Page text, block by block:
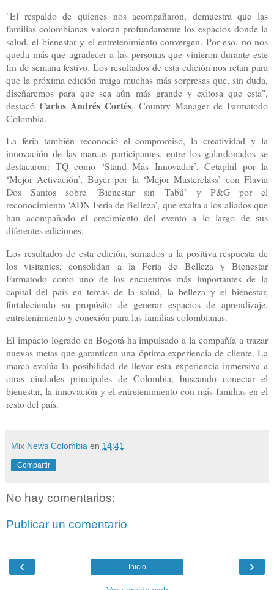
"El respaldo de quienes nos acompañaron, demuestra que las
familias colombianas valoran profundamente los espacios donde la
salud, el bienestar y el entretenimiento convergen. Por eso, no nos
queda más que agradecer a las personas que vinieron durante este
fin de semana festivo. Los resultados de esta edición nos retan para
que la próxima edición traiga muchas más sorpresas que, sin duda,
diseñaremos para que sea aún más grande y exitosa que esta",
destacóCarlos Andrés Cortés, Country Manager de Farmatodo
Colombia.
La feria también reconoció el compromiso, la creatividad y la
innovación de las marcas participantes, entre los galardonados se
destacaron: TQ como ‘Stand Más Innovador’, Cetaphil por la
‘Mejor Activación’, Bayer por la ‘Mejor Masterclass’ con Flavia
Dos Santos sobre ‘Bienestar sin Tabú’ y P&G por el
reconocimiento ‘ADN Feria de Belleza’, que exalta a los aliados que
han acompañado el crecimiento del evento a lo largo de sus
diferentes ediciones.
Los resultados de esta edición, sumados a la positiva respuesta de
los visitantes, consolidan a la Feria de Belleza y Bienestar
Farmatodo como uno de los encuentros más importantes de la
capital del país en temas de la salud, la belleza y el bienestar,
fortaleciendo su propósito de generar espacios de aprendizaje,
entretenimiento y conexión para las familias colombianas.
El impacto logrado en Bogotá ha impulsado a la compañía a trazar
nuevas metas que garanticen una óptima experiencia de cliente. La
marca evalúa la posibilidad de llevar esta experiencia inmersiva a
otras ciudades principales de Colombia, buscando conectar el
bienestar, la innovación y el entretenimiento con más familias en el
resto del país.
Mix News Colombia en 14:41
Compartir
No hay comentarios:
Publicar un comentario
‹ ›
Inicio